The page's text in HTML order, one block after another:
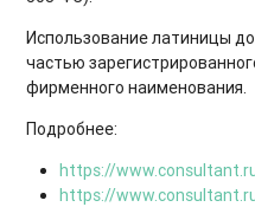
Использование латиницы
частью
фирменного наименования.
Подробнее:
https://
https://